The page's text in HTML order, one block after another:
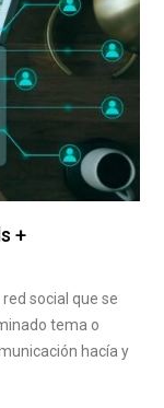
+
social que se
tema o
hacía y